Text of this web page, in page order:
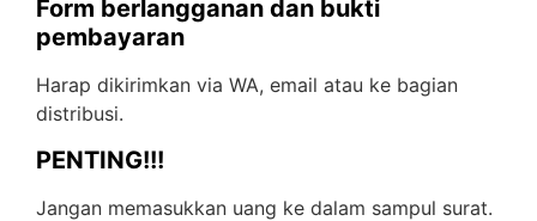
Form berlangganan dan bukti
pembayaran
Harap dikirimkan via WA, email atau ke bagian
distribusi.
PENTING!!!
Jangan memasukkan uang ke dalam sampul surat.